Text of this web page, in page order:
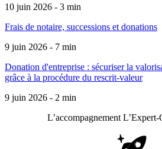
10 juin 2026 - 3 min
Frais de notaire, successions et donations
9 juin 2026 - 7 min
Donation d'entreprise : sécuriser la
grâce à la procédure du rescrit-valeur
9 juin 2026 - 2 min
L’accompagnement L’Expert-